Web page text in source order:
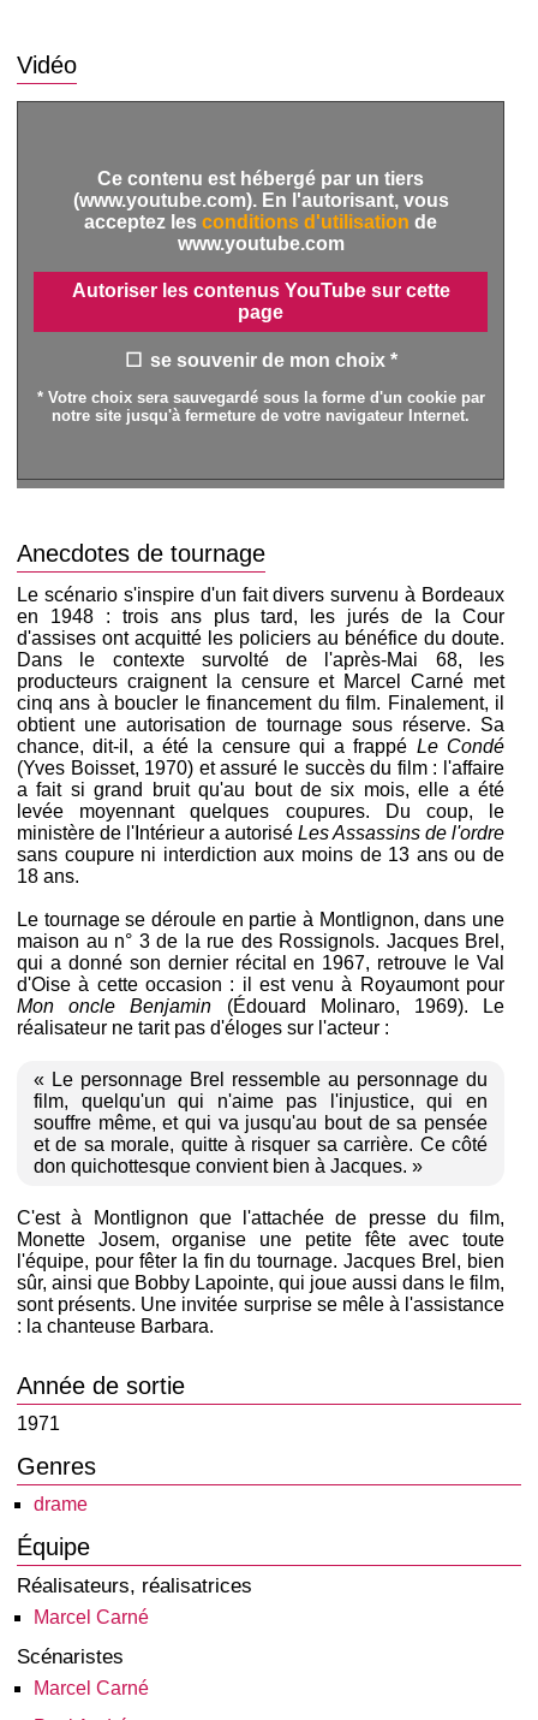
Vidéo
Ce contenu est hébergé par un tiers
(www.youtube.com). En l'autorisant, vous
acceptez les conditions d'utilisation de
www.youtube.com
Autoriser les contenus YouTube sur cette
page
se souvenir de mon choix *
* Votre choix sera sauvegardé sous la forme d'un cookie par
notre site jusqu'à fermeture de votre navigateur Internet.
Anecdotes de tournage
Le scénario s'inspire d'un fait divers survenu à Bordeaux
en 1948 : trois ans plus tard, les jurés de la Cour
d'assises ont acquitté les policiers au bénéfice du doute.
Dans le contexte survolté de l'après-Mai 68, les
producteurs craignent la censure et Marcel Carné met
cinq ans à boucler le financement du film. Finalement, il
obtient une autorisation de tournage sous réserve. Sa
chance, dit-il, a été la censure qui a frappé Le Condé
(Yves Boisset, 1970) et assuré le succès du film : l'affaire
a fait si grand bruit qu'au bout de six mois, elle a été
levée moyennant quelques coupures. Du coup, le
ministère de l'Intérieur a autorisé Les Assassins de l'ordre
sans coupure ni interdiction aux moins de 13 ans ou de
18 ans.
Le tournage se déroule en partie à Montlignon, dans une
maison au n° 3 de la rue des Rossignols. Jacques Brel,
qui a donné son dernier récital en 1967, retrouve le Val
d'Oise à cette occasion : il est venu à Royaumont pour
Mon oncle Benjamin (Édouard Molinaro, 1969). Le
réalisateur ne tarit pas d'éloges sur l'acteur :
« Le personnage Brel ressemble au personnage du
film, quelqu'un qui n'aime pas l'injustice, qui en
souffre même, et qui va jusqu'au bout de sa pensée
et de sa morale, quitte à risquer sa carrière. Ce côté
don quichottesque convient bien à Jacques. »
C'est à Montlignon que l'attachée de presse du film,
Monette Josem, organise une petite fête avec toute
l'équipe, pour fêter la fin du tournage. Jacques Brel, bien
sûr, ainsi que Bobby Lapointe, qui joue aussi dans le film,
sont présents. Une invitée surprise se mêle à l'assistance
: la chanteuse Barbara.
Année de sortie
1971
Genres
drame
Équipe
Réalisateurs, réalisatrices
Marcel Carné
Scénaristes
Marcel Carné